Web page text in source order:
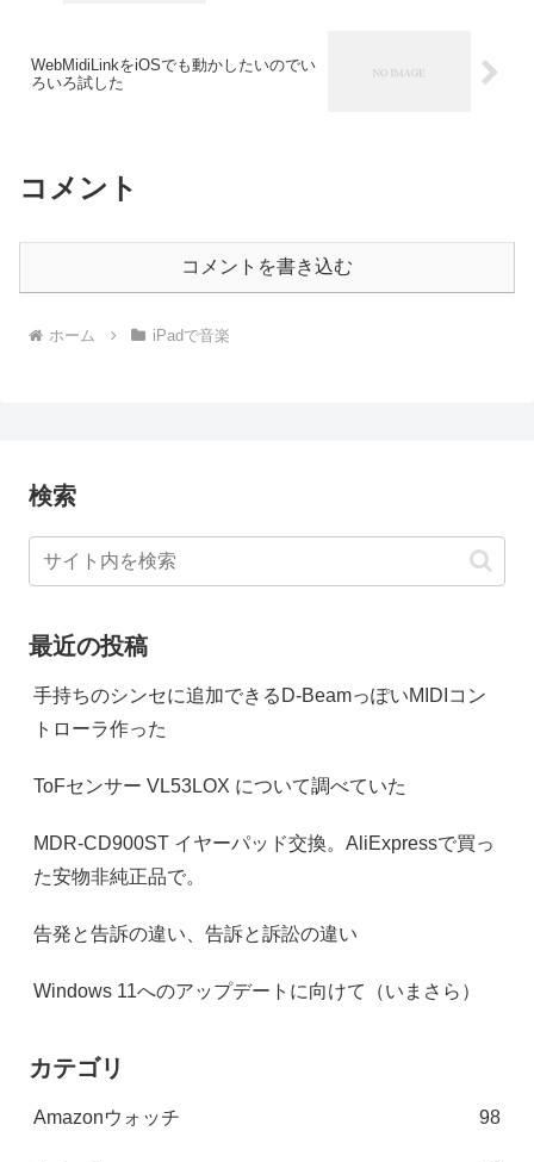
WebMidiLinkをiOSでも動かしたいのでい
ろいろ試した
コメント
コメントを書き込む
ホーム iPadで音楽
検索
最近の投稿
手持ちのシンセに追加できるD-BeamっぽいMIDIコン
トローラ作った
ToFセンサー VL53LOX について調べていた
MDR-CD900ST イヤーパッド交換。AliExpressで買っ
た安物非純正品で。
告発と告訴の違い、告訴と訴訟の違い
Windows 11へのアップデートに向けて（いまさら）
カテゴリ
Amazonウォッチ 98